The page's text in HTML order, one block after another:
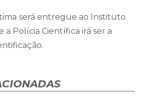
será entregue ao Instituto
a Polícia Científica irá ser a